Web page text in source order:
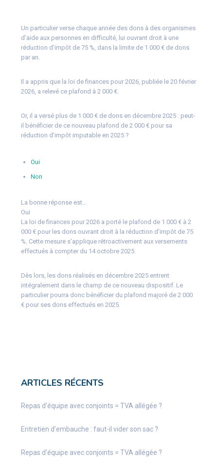
Un particulier verse chaque année des dons à des organismes
d’aide aux personnes en difficulté, lui ouvrant droit à une
réduction d’impôt de 75 %, dans la limite de 1 000 € de dons
par an.
Il a appris que la loi de finances pour 2026, publiée le 20 février
2026, a relevé ce plafond à 2 000 €.
Or, il a versé plus de 1 000 € de dons en décembre 2025 : peut-
il bénéficier de ce nouveau plafond de 2 000 € pour sa
réduction d’impôt imputable en 2025 ?
Oui
Non
La bonne réponse est…
Oui
La loi de finances pour 2026 a porté le plafond de 1 000 € à 2
000 € pour les dons ouvrant droit à la réduction d’impôt de 75
%. Cette mesure s’applique rétroactivement aux versements
effectués à compter du 14 octobre 2025.
Dès lors, les dons réalisés en décembre 2025 entrent
intégralement dans le champ de ce nouveau dispositif. Le
particulier pourra donc bénéficier du plafond majoré de 2 000
€ pour ses dons effectués en 2025.
ARTICLES RÉCENTS
Repas d’équipe avec conjoints = TVA allégée ?
Entretien d’embauche : faut-il vider son sac ?
Repas d’équipe avec conjoints = TVA allégée ?